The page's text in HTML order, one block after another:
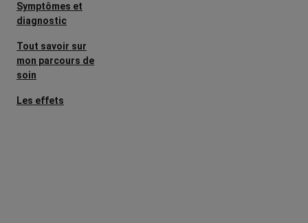
Symptômes et
diagnostic
Tout savoir sur
mon parcours de
soin
Les effets